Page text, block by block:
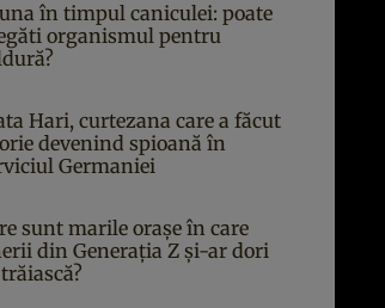
în timpul caniculei: poate
organismul pentru
Hari, curtezana care a făcut
devenind spioană în
Germaniei
sunt marile orașe în care
din Generația Z și-ar dori